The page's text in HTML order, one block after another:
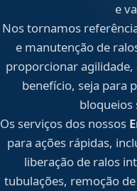
e
Nos tornamos
e manutenção de
proporcionar agilidade,
benefício, seja para
bloqueios
Os serviços dos nossos
para ações rápidas,
liberação de ralos
tubulações, remoção